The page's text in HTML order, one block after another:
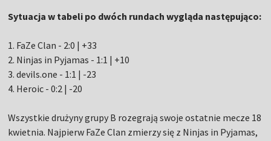
Sytuacja w tabeli po dwóch rundach wygląda następująco:
1. FaZe Clan - 2:0 | +33
2. Ninjas in Pyjamas - 1:1 | +10
3. devils.one - 1:1 | -23
4. Heroic - 0:2 | -20
Wszystkie drużyny grupy B rozegrają swoje ostatnie mecze 18
kwietnia. Najpierw FaZe Clan zmierzy się z Ninjas in Pyjamas,